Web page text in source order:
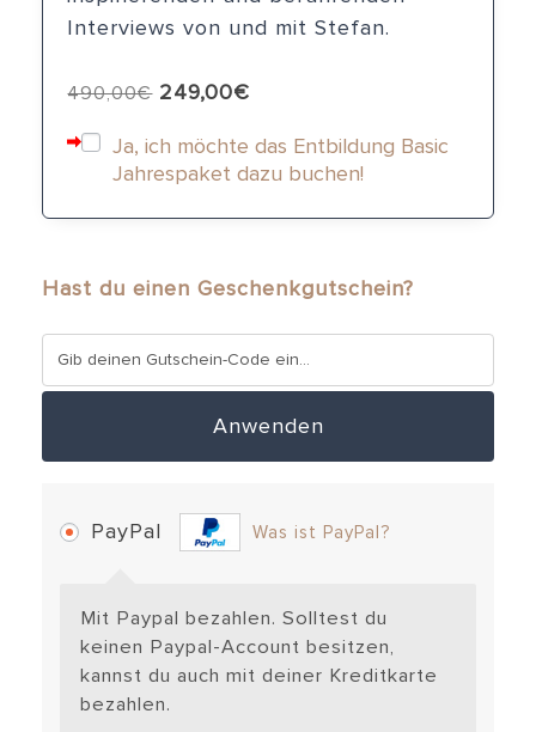
Interviews von und mit Stefan.
490,00€ 249,00€
Ja, ich möchte das Entbildung Basic
Jahrespaket dazu buchen!
Hast du einen Geschenkgutschein?
Anwenden
PayPal Was ist PayPal?
Mit Paypal bezahlen. Solltest du
keinen Paypal-Account besitzen,
kannst du auch mit deiner Kreditkarte
bezahlen.